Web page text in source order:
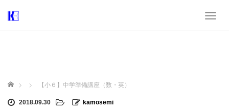
T
ホーム 【小６】中学準備講座（数・英）
2018.09.30 kamosemi